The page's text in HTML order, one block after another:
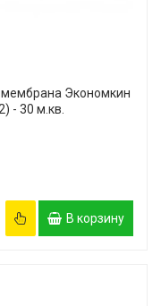
Экономкин
- 30 м.кв.
В корзину